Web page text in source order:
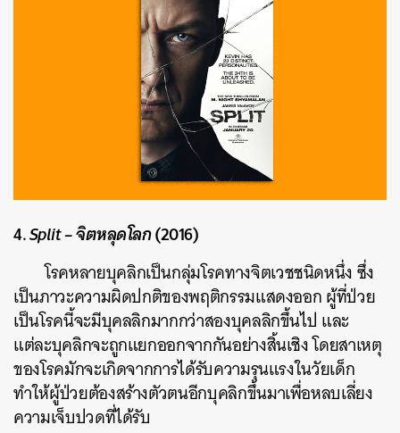
4.Split – จิตหลุดโลก(2016)
โรคหลายบุคลิกเป็นกลุ่มโรคทางจิตเวชชนิดหนึ่ง ซึ่ง
เป็นภาวะความผิดปกติของพฤติกรรมแสดงออก ผู้ที่ป่วย
เป็นโรคนี้จะมีบุคลลิกมากกว่าสองบุคลลิกขึ้นไป และ
แต่ละบุคลิกจะถูกแยกออกจากกันอย่างสิ้นเชิง โดยสาเหตุ
ของโรคมักจะเกิดจากการได้รับความรุนแรงในวัยเด็ก
ทำให้ผู้ป่วยต้องสร้างตัวตนอีกบุคลิกขึ้นมาเพื่อหลบเลี่ยง
ความเจ็บปวดที่ได้รับ